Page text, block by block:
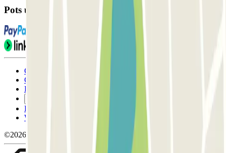
Pots utilitzar aquests mètodes de pagament:
Condicions d'ús i contratació
Condicions de cancel-lació
Política de cookies
Política de privacitat
Whistleblowing
©2026 Parclick. All rights reserved